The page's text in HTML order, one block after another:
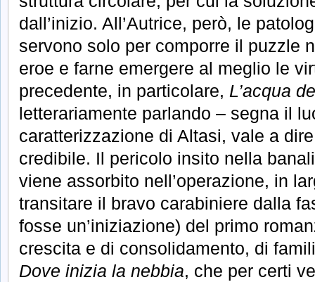
dall’inizio. All’Autrice, però, le
servono solo per comporre il puzzle
eroe e farne emergere al meglio le
precedente, in particolare, L’acqua
letterariamente parlando – segna il
caratterizzazione di Altasi, vale a
credibile. Il pericolo insito nella
viene assorbito nell’operazione, in
transitare il bravo carabiniere dalla
fosse un’iniziazione) del primo
crescita e di consolidamento, di
Dove inizia la nebbia, che per certi